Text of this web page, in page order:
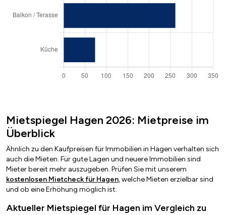
Mietspiegel Hagen 2026: Mietpreise im
Überblick
Ähnlich zu den Kaufpreisen für Immobilien in Hagen verhalten sich
auch die Mieten. Für gute Lagen und neuere Immobilien sind
Mieter bereit mehr auszugeben. Prüfen Sie mit unserem
kostenlosen Mietcheck für Hagen, welche Mieten erzielbar sind
und ob eine Erhöhung möglich ist.
Aktueller Mietspiegel für Hagen im Vergleich zu